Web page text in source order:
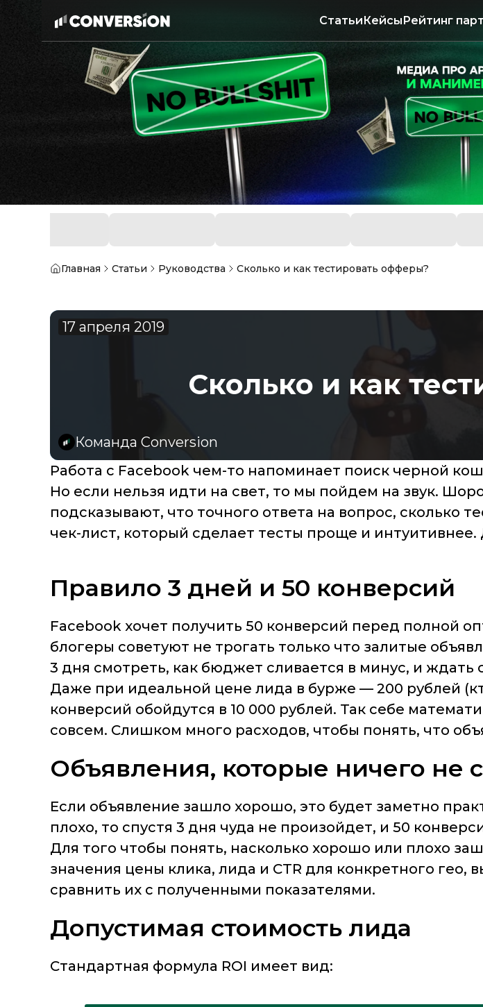
СтатьиКейсыРейтинг
Главная Статьи Руководства Сколько и как тестировать офферы?
17 апреля 2019
Сколько и как
Команда Conversion
Работа с Facebook чем-то напоминает поиск черной
Но если нельзя идти на свет, то мы пойдем на звук.
подсказывают, что точного ответа на вопрос, сколько
чек-лист, который сделает тесты проще и интуитивнее.
Правило 3 дней и 50 конверсий
Facebook хочет получить 50 конверсий перед полной
блогеры советуют не трогать только что залитые
3 дня смотреть, как бюджет сливается в минус, и
Даже при идеальной цене лида в бурже — 200 рублей
конверсий обойдутся в 10 000 рублей. Так себе
совсем. Слишком много расходов, чтобы понять, что
Объявления, которые ничего не
Если объявление зашло хорошо, это будет заметно
плохо, то спустя 3 дня чуда не произойдет, и 50
Для того чтобы понять, насколько хорошо или плохо
значения цены клика, лида и CTR для конкретного
сравнить их с полученными показателями.
Допустимая стоимость лида
Стандартная формула ROI имеет вид: